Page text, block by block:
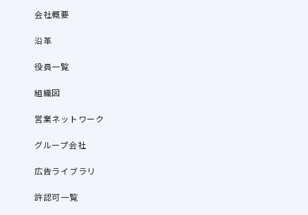
会社概要
沿革
役員一覧
組織図
営業ネットワーク
グループ会社
広告ライブラリ
許認可一覧